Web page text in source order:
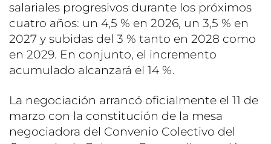
salariales progresivos durante los próximos
cuatro años: un 4,5 % en 2026, un 3,5 % en
2027 y subidas del 3 % tanto en 2028 como
en 2029. En conjunto, el incremento
acumulado alcanzará el 14 %.
La negociación arrancó oficialmente el 11 de
marzo con la constitución de la mesa
negociadora del Convenio Colectivo del